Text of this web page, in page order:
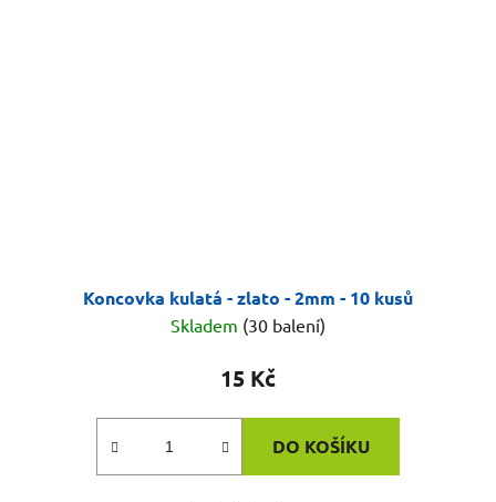
Koncovka kulatá - zlato - 2mm - 10 kusů
Skladem (30 balení)
15 Kč
DO KOŠÍKU